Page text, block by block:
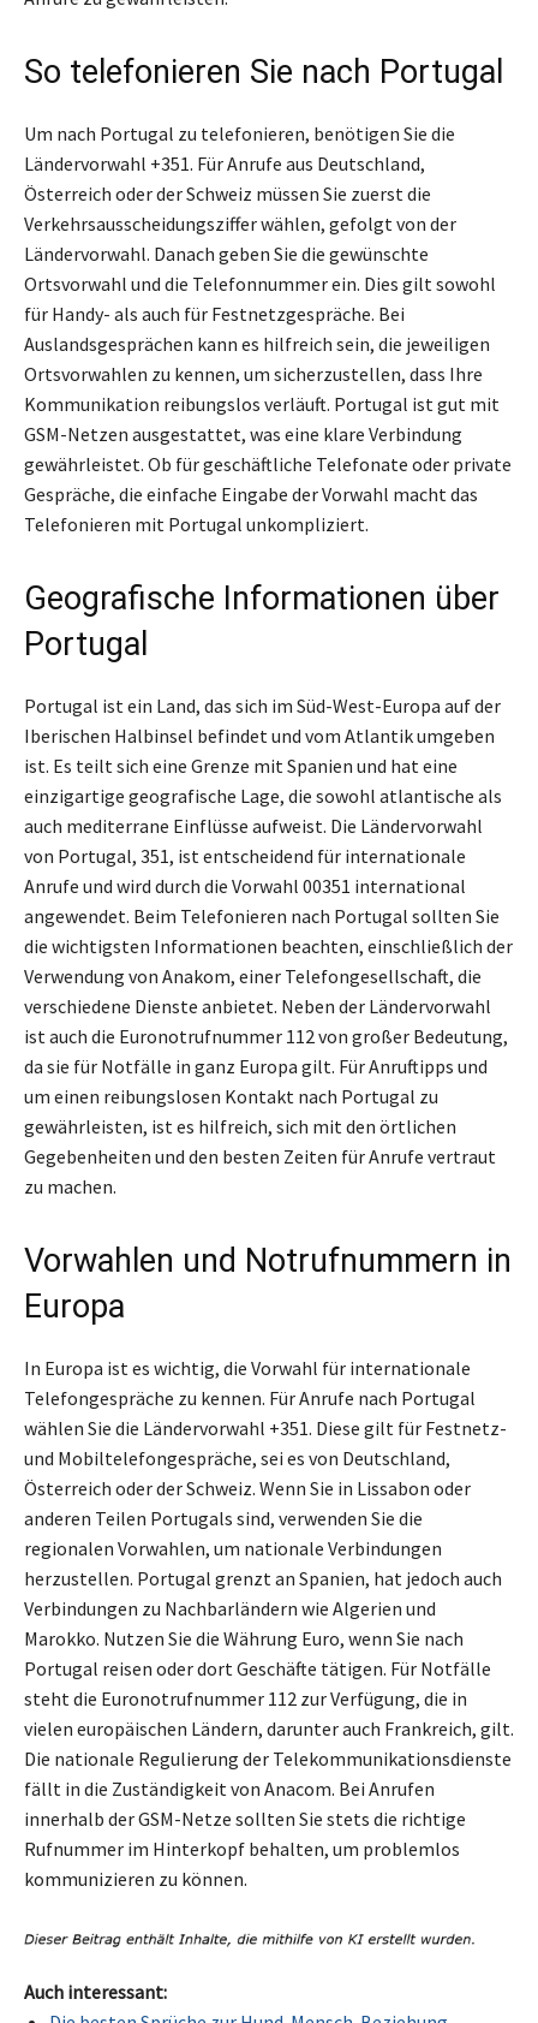
So telefonieren Sie nach Portugal
Um nach Portugal zu telefonieren, benötigen Sie die
Ländervorwahl +351. Für Anrufe aus Deutschland,
Österreich oder der Schweiz müssen Sie zuerst die
Verkehrsausscheidungsziffer wählen, gefolgt von der
Ländervorwahl. Danach geben Sie die gewünschte
Ortsvorwahl und die Telefonnummer ein. Dies gilt sowohl
für Handy- als auch für Festnetzgespräche. Bei
Auslandsgesprächen kann es hilfreich sein, die jeweiligen
Ortsvorwahlen zu kennen, um sicherzustellen, dass Ihre
Kommunikation reibungslos verläuft. Portugal ist gut mit
GSM-Netzen ausgestattet, was eine klare Verbindung
gewährleistet. Ob für geschäftliche Telefonate oder private
Gespräche, die einfache Eingabe der Vorwahl macht das
Telefonieren mit Portugal unkompliziert.
Geografische Informationen über
Portugal
Portugal ist ein Land, das sich im Süd-West-Europa auf der
Iberischen Halbinsel befindet und vom Atlantik umgeben
ist. Es teilt sich eine Grenze mit Spanien und hat eine
einzigartige geografische Lage, die sowohl atlantische als
auch mediterrane Einflüsse aufweist. Die Ländervorwahl
von Portugal, 351, ist entscheidend für internationale
Anrufe und wird durch die Vorwahl 00351 international
angewendet. Beim Telefonieren nach Portugal sollten Sie
die wichtigsten Informationen beachten, einschließlich der
Verwendung von Anakom, einer Telefongesellschaft, die
verschiedene Dienste anbietet. Neben der Ländervorwahl
ist auch die Euronotrufnummer 112 von großer Bedeutung,
da sie für Notfälle in ganz Europa gilt. Für Anruftipps und
um einen reibungslosen Kontakt nach Portugal zu
gewährleisten, ist es hilfreich, sich mit den örtlichen
Gegebenheiten und den besten Zeiten für Anrufe vertraut
zu machen.
Vorwahlen und Notrufnummern in
Europa
In Europa ist es wichtig, die Vorwahl für internationale
Telefongespräche zu kennen. Für Anrufe nach Portugal
wählen Sie die Ländervorwahl +351. Diese gilt für Festnetz-
und Mobiltelefongespräche, sei es von Deutschland,
Österreich oder der Schweiz. Wenn Sie in Lissabon oder
anderen Teilen Portugals sind, verwenden Sie die
regionalen Vorwahlen, um nationale Verbindungen
herzustellen. Portugal grenzt an Spanien, hat jedoch auch
Verbindungen zu Nachbarländern wie Algerien und
Marokko. Nutzen Sie die Währung Euro, wenn Sie nach
Portugal reisen oder dort Geschäfte tätigen. Für Notfälle
steht die Euronotrufnummer 112 zur Verfügung, die in
vielen europäischen Ländern, darunter auch Frankreich, gilt.
Die nationale Regulierung der Telekommunikationsdienste
fällt in die Zuständigkeit von Anacom. Bei Anrufen
innerhalb der GSM-Netze sollten Sie stets die richtige
Rufnummer im Hinterkopf behalten, um problemlos
kommunizieren zu können.
Auch interessant: